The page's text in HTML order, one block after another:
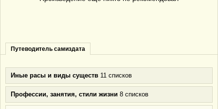
Путеводитель самиздата
Иные расы и виды существ 11 списков
Профессии, занятия, стили жизни 8 списков